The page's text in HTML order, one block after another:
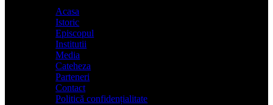
Acasa
Istoric
Episcopul
Institutii
Media
Cateheza
Parteneri
Contact
Politică confidențialitate